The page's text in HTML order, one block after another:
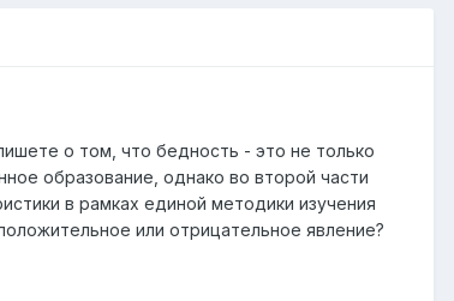
о том, что бедность - это не только
образование, однако во второй части
в рамках единой методики изучения
или отрицательное явление?